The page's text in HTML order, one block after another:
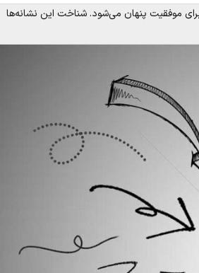
موفقیت پنهان می‌شود. شناخت این نشانه‌ها